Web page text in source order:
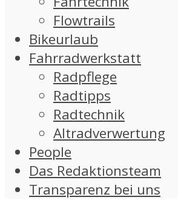
Flowtrails
Bikeurlaub
Fahrradwerkstatt
Radpflege
Radtipps
Radtechnik
Altradverwertung
People
Das Redaktionsteam
Transparenz bei uns